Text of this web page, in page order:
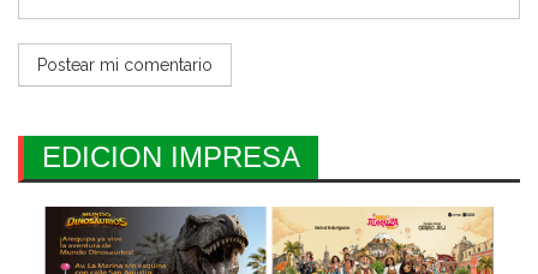
EDICION IMPRESA